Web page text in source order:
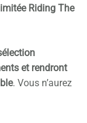
Riding The
et rendront
. Vous n’aurez